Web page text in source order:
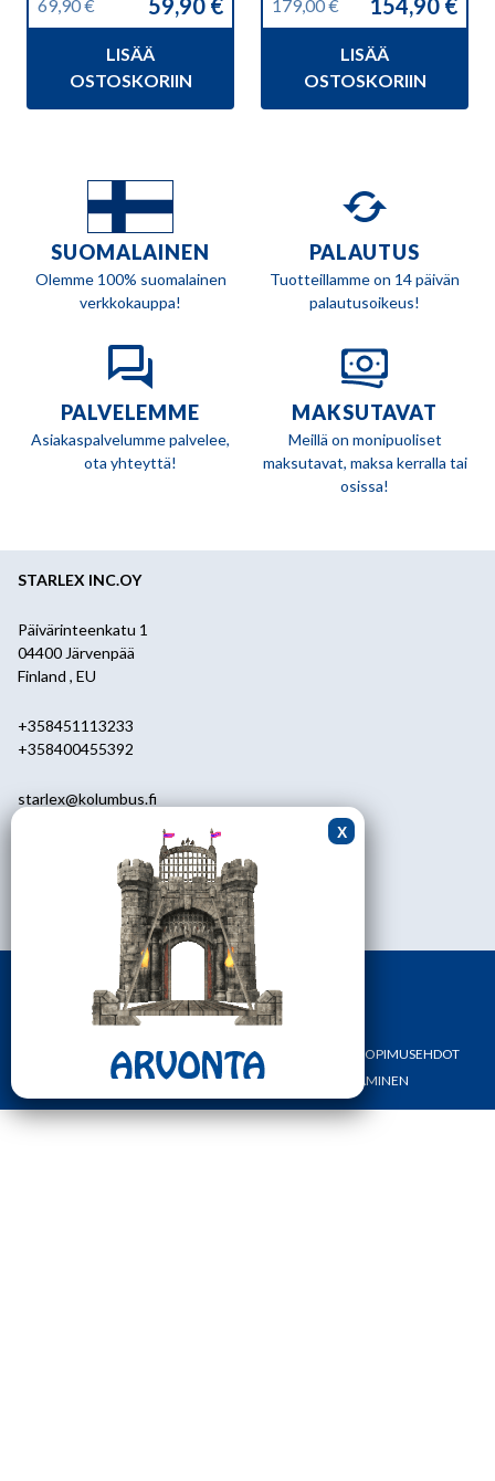
69,90€
Alkuperäinen
hinta
69,90 €.
Nykyinen
hinta
59,90 €.
LISÄÄ
OSTOSKORIIN
179,00€
Alkuperäinen
hinta
179,00 €.
Nykyinen
hinta
154,90 €.
LISÄÄ
OSTOSKORIIN
SUOMALAINEN
Olemme 100% suomalainen
verkkokauppa!
PALAUTUS
Tuotteillamme on 14 päivän
palautusoikeus!
PALVELEMME
Asiakaspalvelumme palvelee,
ota yhteyttä!
MAKSUTAVAT
Meillä on monipuoliset
maksutavat, maksa kerralla tai
osissa!
STARLEX INC.OY
Päivärinteenkatu 1
04400 Järvenpää
Finland , EU
+358451113233
+358400455392
starlex@kolumbus.fi
ark.klo 08.30-17.00
YHTEYSTIEDOT OMA TILI
TILAUS- JA SOPIMUSEHDOT
REKISTERI- JA TIETOSUOJASELOSTE
MAKSAMINEN